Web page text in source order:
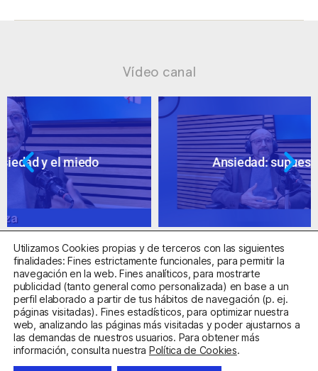
Vídeo canal
Ansiedad: supuestos cuestionables
Centro Sanitario Autorizado con el código E08737002
Aviso LegalPolítica de PrivacidadPolítica de Cookies
Utilizamos Cookies propias y de terceros con las siguientes
finalidades: Fines estrictamente funcionales, para permitir la
navegación en la web. Fines analíticos, para mostrarte
publicidad (tanto general como personalizada) en base a un
perfil elaborado a partir de tus hábitos de navegación (p. ej.
páginas visitadas). Fines estadísticos, para optimizar nuestra
web, analizando las páginas más visitadas y poder ajustarnos a
las demandas de nuestros usuarios. Para obtener más
información, consulta nuestra Política de Cookies.